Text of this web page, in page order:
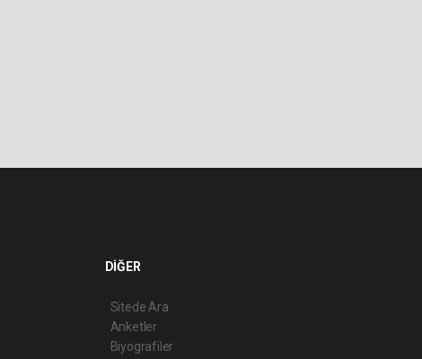
DİĞER
Sitede Ara
Anketler
Biyografiler